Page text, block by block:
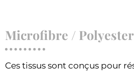
Microfibre / Polyester
Ces tissus sont conçus pour